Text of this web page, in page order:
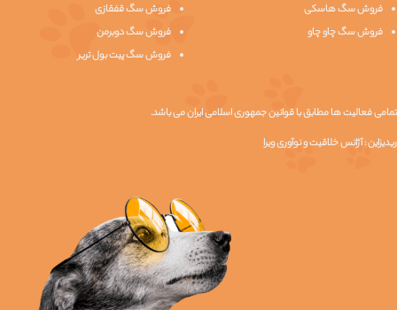
فروش سگ هاسکی
فروش سگ چاو چاو
فروش سگ قفقازی
فروش سگ دوبرمن
فروش سگ پیت بول تریر
تمامی فعالیت ها مطابق با قوانین جمهوری اسلامی ایران می باشد.
ریدیزاین :آژانس خلاقیت و نوآوری ویرا